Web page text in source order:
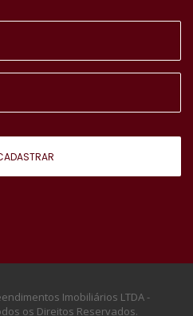
Imobiliários LTDA -
os Direitos Reservados.